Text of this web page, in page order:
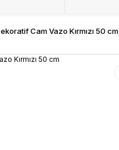
Cam Vazo Kırmızı 50 cm